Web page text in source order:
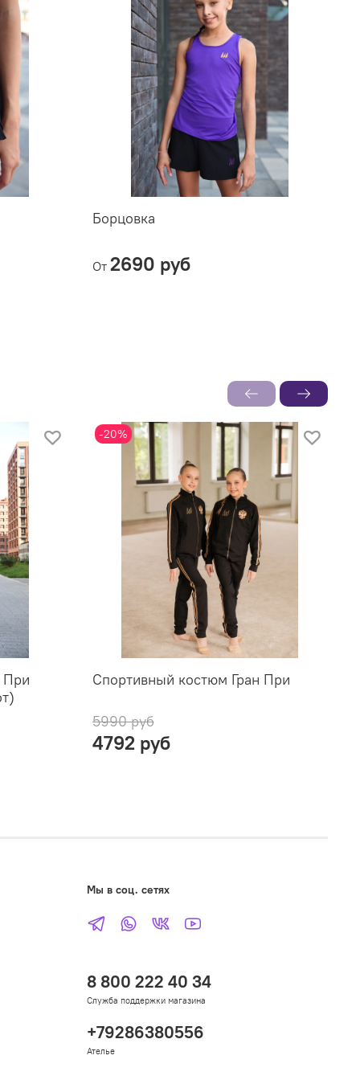
Борцовка
От 2690 руб
При
-20%
Спортивный костюм Гран При
5990 руб
4792 руб
Мы в соц. сетях
8 800 222 40 34
Служба поддержки магазина
+79286380556
Ателье